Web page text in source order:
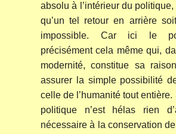
absolu à l’intérieur du politique,
qu’un tel retour en arrière
impossible. Car ici le
précisément cela même qui,
modernité, constitue sa
assurer la simple possibilité
celle de l’humanité tout entière.
politique n’est hélas rien
nécessaire à la conservation